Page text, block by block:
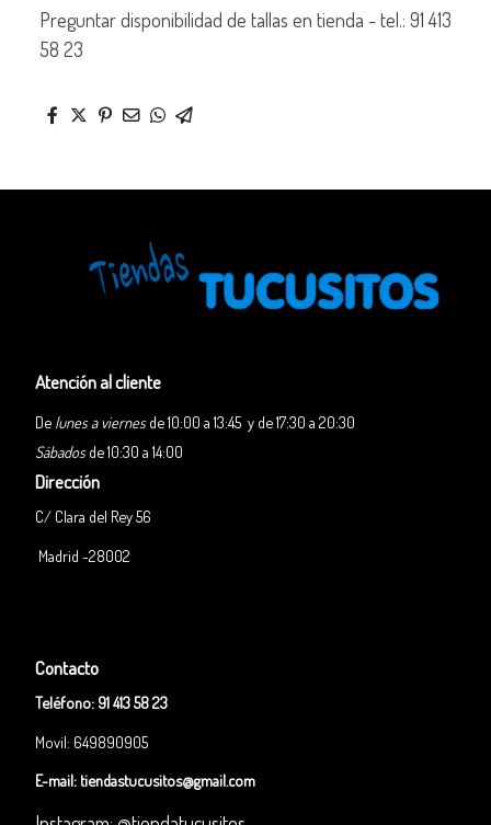
Preguntar disponibilidad de tallas en tienda - tel.: 91 413
58 23
Atención al cliente
De lunes a viernesde 10:00 a 13:45 y de 17:30 a 20:30
Sábadosde 10:30 a 14:00
Dirección
C/ Clara del Rey 56
Madrid -28002
Contacto
Teléfono: 91 413 58 23
Movil: 649890905
E-mail: tiendastucusitos@gmail.com